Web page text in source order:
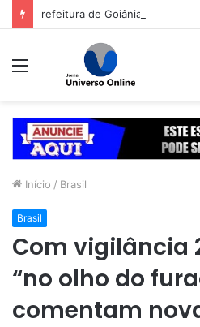
Menu
Início / Brasil
Brasil
Com vigilância
“no olho do
comentam